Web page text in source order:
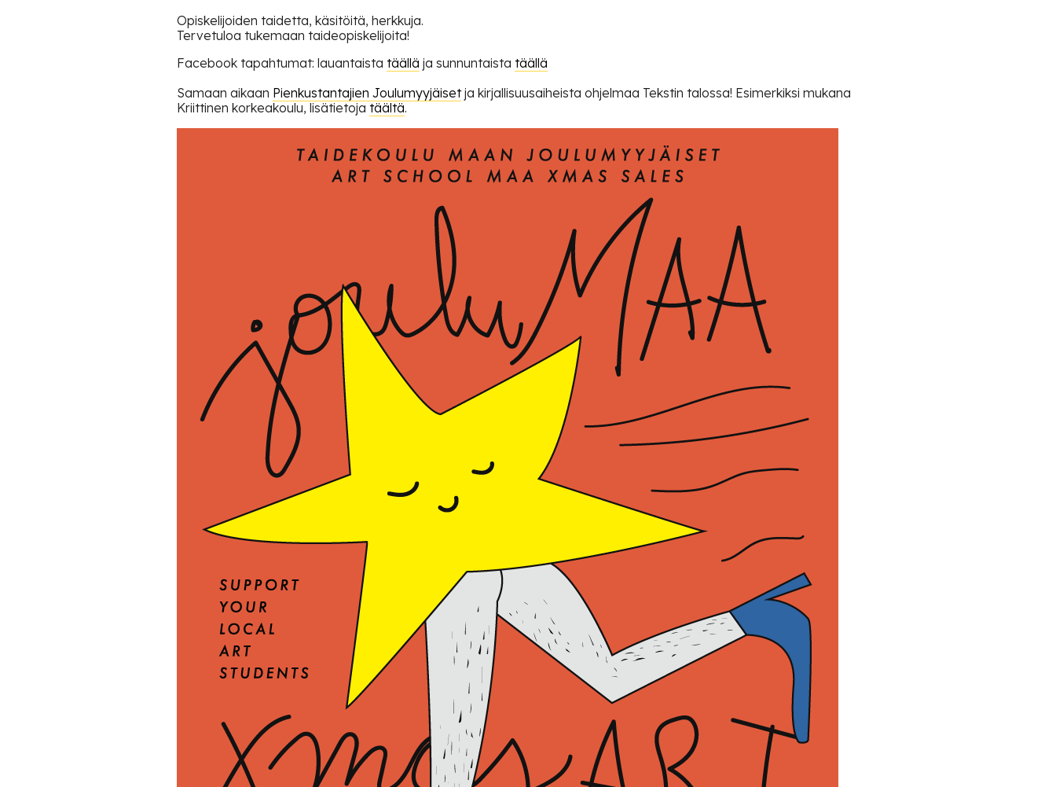
Opiskelijoiden taidetta, käsitöitä, herkkuja.
Tervetuloa tukemaan taideopiskelijoita!
Facebook tapahtumat: lauantaista täällä ja sunnuntaista täällä
Samaan aikaan Pienkustantajien Joulumyyjäisetja kirjallisuusaiheista ohjelmaa Tekstin talossa! Esimerkiksi mukana
Kriittinen korkeakoulu, lisätietoja täältä.